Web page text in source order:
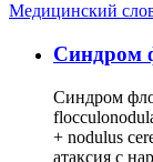
Медицинский
Cиндром
Синдром
+ nodulus
атаксия с